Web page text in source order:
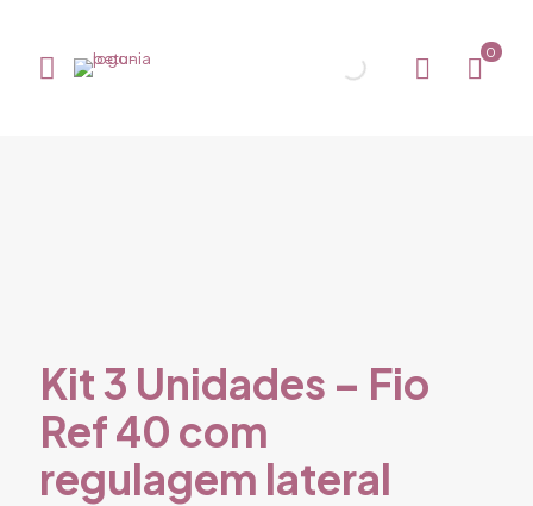
0
Kit 3 Unidades – Fio
Ref 40 com
regulagem lateral